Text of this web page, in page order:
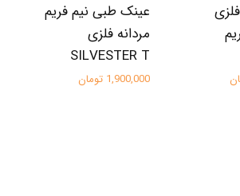
عینک طبی نیم فریم
مردانه فلزی
SILVESTER T
1,900,000 تومان